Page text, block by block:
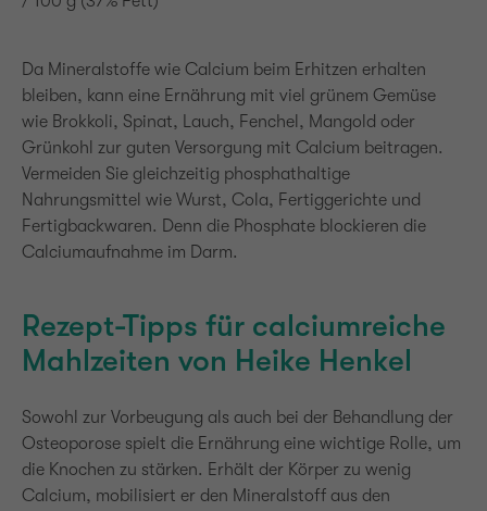
Da Mineralstoffe wie Calcium beim Erhitzen erhalten
bleiben, kann eine Ernährung mit viel grünem Gemüse
wie Brokkoli, Spinat, Lauch, Fenchel, Mangold oder
Grünkohl zur guten Versorgung mit Calcium beitragen.
Vermeiden Sie gleichzeitig phosphathaltige
Nahrungsmittel wie Wurst, Cola, Fertiggerichte und
Fertigbackwaren. Denn die Phosphate blockieren die
Calciumaufnahme im Darm.
Rezept-Tipps für calciumreiche
Mahlzeiten von Heike Henkel
Sowohl zur Vorbeugung als auch bei der Behandlung der
Osteoporose spielt die Ernährung eine wichtige Rolle, um
die Knochen zu stärken. Erhält der Körper zu wenig
Calcium, mobilisiert er den Mineralstoff aus den